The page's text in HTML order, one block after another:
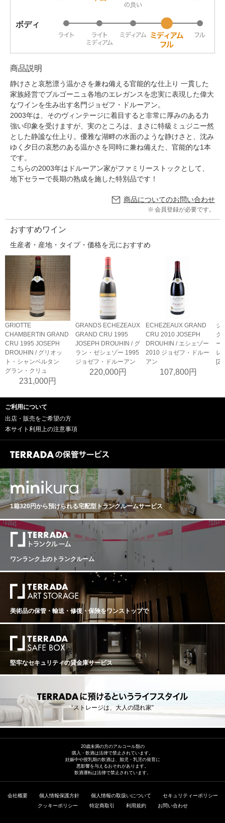
ボディ
商品説明
静けさと哀愁漂う温かさを兼ね備える官能的な仕上り 一貫した
家族経営でブルゴーニュ各地のエレガンスを忠実に表現した偉大
なワインを生み出す名門ジョゼフ・ドルーアン。
2003年は、そのヴィンテージに着目すると非常に厚みのある力
強い印象を受けますが、実のところは、まさに特級ミュジニー然
とした静謐な仕上り。優雅な湖畔の水面のような静けさと、沈み
ゆく夕日の哀愁のある温かさを同時に兼ね備えた、官能的な1本
です。
こちらの2003年はドルーアン家がファミリーストックとして、
地下セラーで長期の熟成を施した特別品です！
商品についてのお問い合わせ
会員登録が必要です。
おすすめワイン
生産者・産地・タイプ・価格を元におすすめ
GRIOTTE
CHAMBERTIN GRAND
CRU 1995 JOSEPH
DROUHIN / グリオッ
ト・シャンベルタン
グラン・クリュ
231,000円
GRANDS ECHEZEAUX
GRAND CRU 1995
JOSEPH DROUHIN / グ
ラン・ゼシェゾー 1995
ジョゼフ・ドルーアン
220,000円
ECHEZEAUX GRAND
CRU 2010 JOSEPH
DROUHIN / エシェゾー
2010 ジョゼフ・ドルー
アン
107,800円
ジ
ク
ー
レ
ご利用について
出店・販売をご希望の方
本サイト利用上の注意事項
1箱320円から預けられる宅配型トランクルームサービス
ワンランク上のトランクルーム
美術品の保管・輸送・修復・保険をワンストップで
堅牢なセキュリティの貸金庫サービス
“ストレージは、大人の隠れ家”
20歳未満の方のアルコール類の
購入・飲酒は法律で禁止されています。
妊娠中や授乳期の飲酒は、胎児・乳児の発育に
悪影響を与えるおそれがあります。
飲酒運転は法律で禁止されています。
会社概要 個人情報保護方針 個人情報の取扱いについて
セキュリティーポリシー
クッキーポリシー
特定商取引 利用規約 お問い合わせ